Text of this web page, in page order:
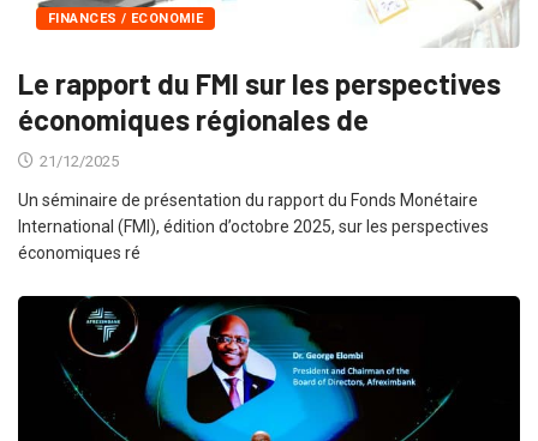
FINANCES / ECONOMIE
Le rapport du FMI sur les perspectives
économiques régionales de
21/12/2025
Un séminaire de présentation du rapport du Fonds Monétaire
International (FMI), édition d’octobre 2025, sur les perspectives
économiques ré